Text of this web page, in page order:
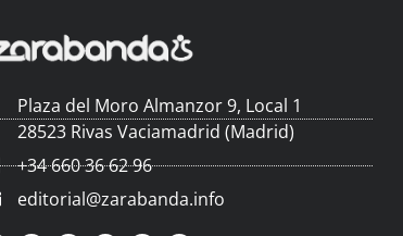
Plaza del Moro Almanzor 9, Local 1
28523 Rivas Vaciamadrid (Madrid)
+34 660 36 62 96
editorial@zarabanda.info